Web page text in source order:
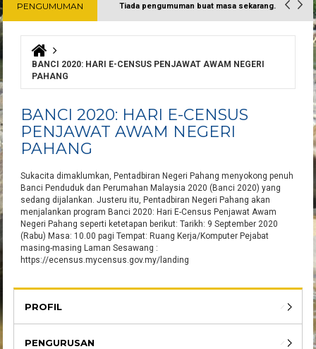
PENGUMUMAN Tiada pengumuman buat masa sekarang.
Harap maklum
Anda di sini
BANCI 2020: HARI E-CENSUS PENJAWAT AWAM NEGERI
PAHANG
BANCI 2020: HARI E-CENSUS
PENJAWAT AWAM NEGERI
PAHANG
Sukacita dimaklumkan, Pentadbiran Negeri Pahang menyokong penuh
Banci Penduduk dan Perumahan Malaysia 2020 (Banci 2020) yang
sedang dijalankan. Justeru itu, Pentadbiran Negeri Pahang akan
menjalankan program Banci 2020: Hari E-Census Penjawat Awam
Negeri Pahang seperti ketetapan berikut: Tarikh: 9 September 2020
(Rabu) Masa: 10.00 pagi Tempat: Ruang Kerja/Komputer Pejabat
masing-masing Laman Sesawang :
https://ecensus.mycensus.gov.my/landing
PROFIL
PENGURUSAN